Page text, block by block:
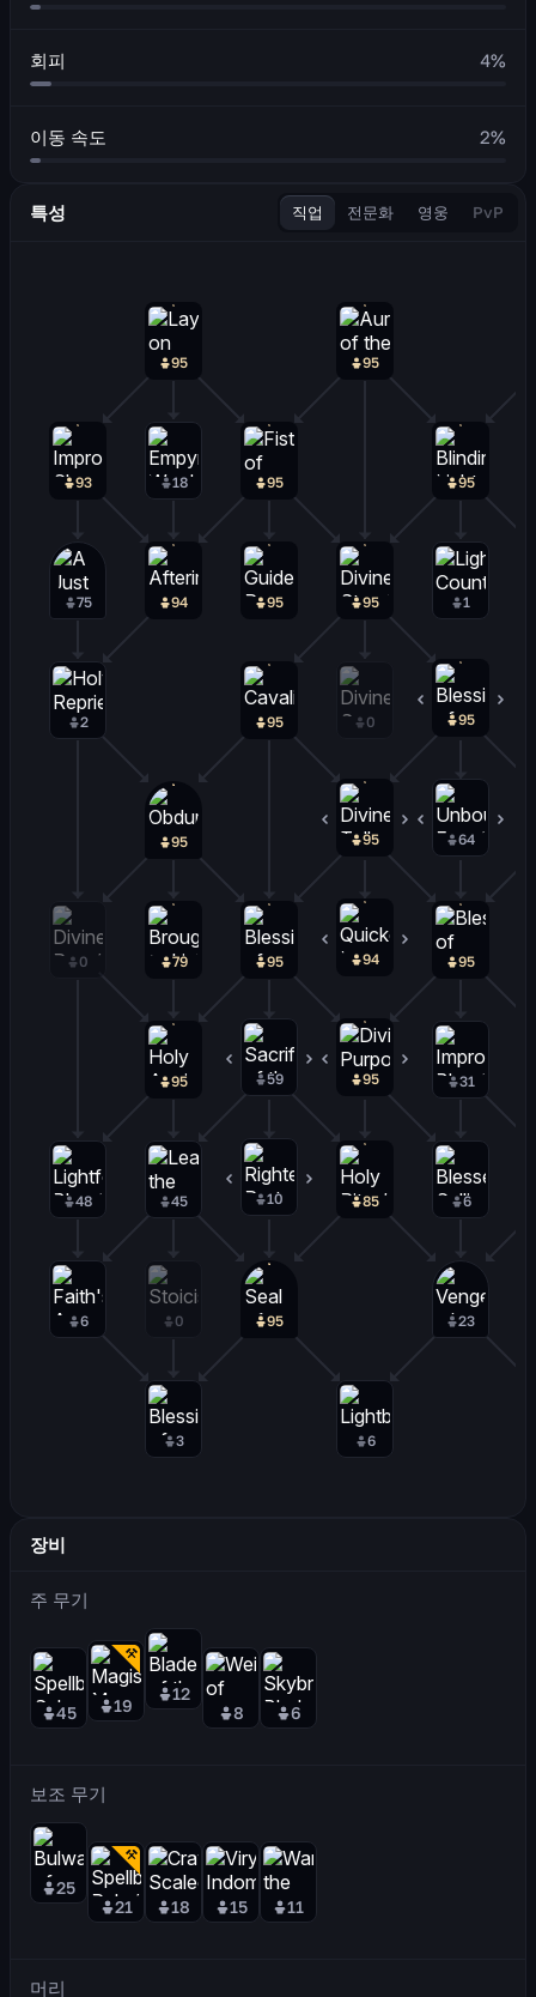
회피 4%
이동 속도 2%
특성 직업 전문화 영웅 PvP
95
95
95
95
95
95
95
95
95
95
95
95
95
95
95
94
94
93
85
79
75
64
59
48 45
31
23
18
10 6
6
6
3
2
1
0
0
0
장비
주 무기
45 19
12
8
6
보조 무기
25
21
18 15 11
머리